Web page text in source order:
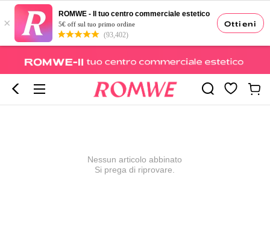
Ottieni
×
ROMWE - Il tuo centro commerciale estetico
5€ off sul tuo primo ordine
(93,402)
Nessun articolo abbinato
Si prega di riprovare.